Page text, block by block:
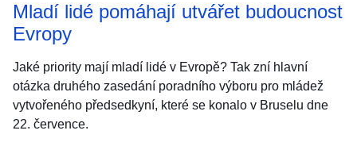
Mladí lidé pomáhají utvářet budoucnost
Evropy
Jaké priority mají mladí lidé v Evropě? Tak zní hlavní
otázka druhého zasedání poradního výboru pro mládež
vytvořeného předsedkyní, které se konalo v Bruselu dne
22. července.